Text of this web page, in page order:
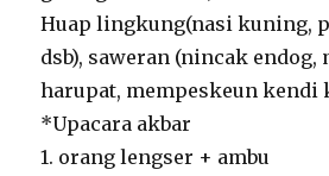
Huap lingkung(nasi kuning,
dsb), saweran (nincak endog,
harupat, mempeskeun kendi
*Upacara akbar
1. orang lengser + ambu